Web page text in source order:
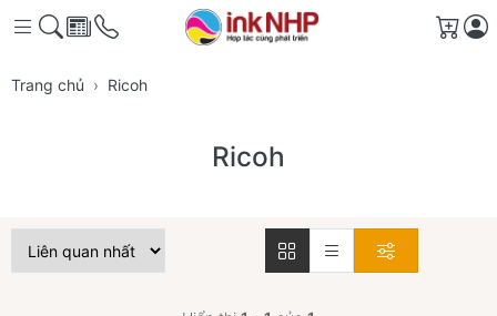
Giỏ
Trang chủ Ricoh
Ricoh